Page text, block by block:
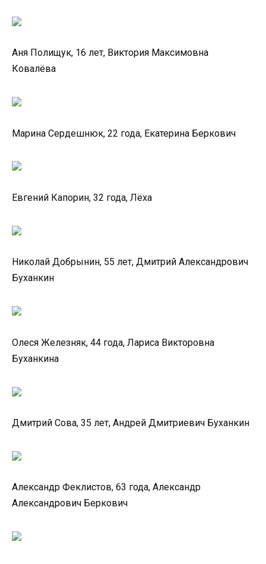
Аня Полищук, 16 лет, Виктория Максимовна
Ковалёва
Марина Сердешнюк, 22 года, Екатерина Беркович
Евгений Капорин, 32 года, Лёха
Николай Добрынин, 55 лет, Дмитрий Александрович
Буханкин
Олеся Железняк, 44 года, Лариса Викторовна
Буханкина
Дмитрий Сова, 35 лет, Андрей Дмитриевич Буханкин
Александр Феклистов, 63 года, Александр
Александрович Беркович